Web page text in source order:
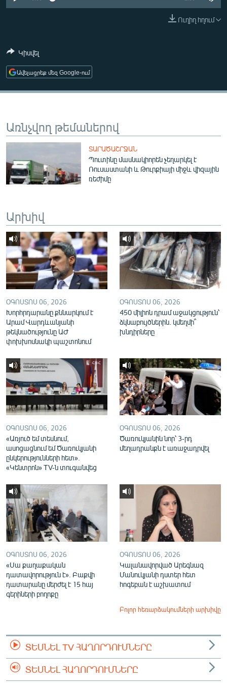
ՄԻՋԱԶԳԱՅԻՆ
ՄԵԿՆԱԲԱՆՈՒԹՅՈՒՆ
ՏՏ ԵՒ ԻՆՏԵՐՆԵՏ
ՏԵՍԱՆՅՈՒԹԵՐ
ՁԳՏԵԼՈՎ ԼԱՎԱԳՈՒՅՆԻՆ
Հայերեն
English
Русский
ՀԵՏԵՎԵՔ ՄԵԶ
Ուղիղ հղում
Կիսվել
Ավելացրեք մեզ Google-ում
Առնչվող թեմաներով
ՏԱՐԱԾԱՇՐՋԱՆ
Պուտինը մասնակիորեն չեղարկել է
Ռուսաստանի և Թուրքիայի միջև վիզային
ռեժիմը
Արխիվ
ՕԳՈՍՏՈՍ 06, 2026
Խորհրդարանը քննարկում է
Արամ Վարդևանյանի
թեկնածությունը ԱԺ
փոխխոսնակի պաշտոնում
ՕԳՈՍՏՈՍ 06, 2026
450 միլիոն դրամ աջակցություն՝
ձկնաբույծներին. կմեղմի՞
խնդիրները
ՕԳՈՍՏՈՍ 06, 2026
«Առյուծ եմ տեսնում,
ասոցացնում եմ Ծառուկյանի
ընկերությունների հետ».
«Կենտրոն» TV-ն տուգանվեց
ՕԳՈՍՏՈՍ 06, 2026
Ծառուկյանին նոր՝ 3-րդ
մեղադրանքն է առաջադրվել
ՕԳՈՍՏՈՍ 06, 2026
«Սա քաղաքական
դատավորություն է». Բաքվի
դատարանը մերժել է 15 հայ
գերիների բողոքը
ՕԳՈՍՏՈՍ 06, 2026
Կալանավորված Արեգնազ
Մանուկյանի դստեր հետ
հոգեբան է աշխատում
Բոլոր հեռարձակումների արխիվը
ՏԵՍՆԵԼ TV ՀԱՂՈՐԴՈՒՄՆԵՐԸ
ՏԵՍՆԵԼ ՀԱՂՈՐԴՈՒՄՆԵՐԸ